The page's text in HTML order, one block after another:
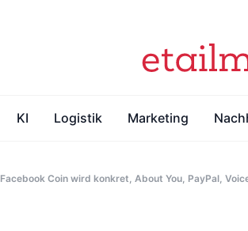
KI Logistik Marketing
Facebook Coin wird konkret, About You, PayPal,